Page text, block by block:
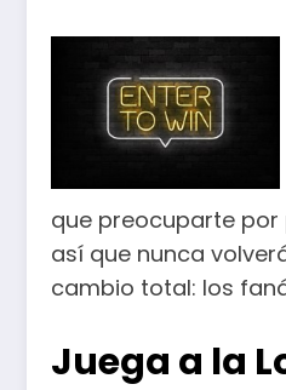
que preocuparte por
así que nunca
cambio total: los
Juega a la